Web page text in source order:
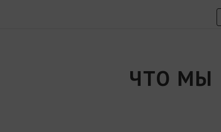
ЧТО МЫ